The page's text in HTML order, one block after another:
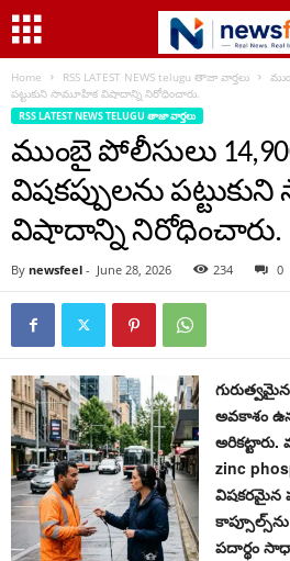
Home RSS LATEST NEWS telugu తాజా వార్తలు
పట్టుకుని సామూహిక విషాదాన్ని నిరోధించారు.
RSS LATEST NEWS TELUGU తాజా వార్తలు
ముంబై పోలీసులు
విషకప్పులను
విషాదాన్ని నిరోధించారు.
By newsfeel - June 28, 2026 234 0
అవకాశం
zinc
విషకరమైన
పదార్థం